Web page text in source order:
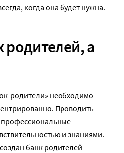
когда она будет нужна.
родителей, а
родители» необходимо
Проводить
и знаниями.
банк родителей –